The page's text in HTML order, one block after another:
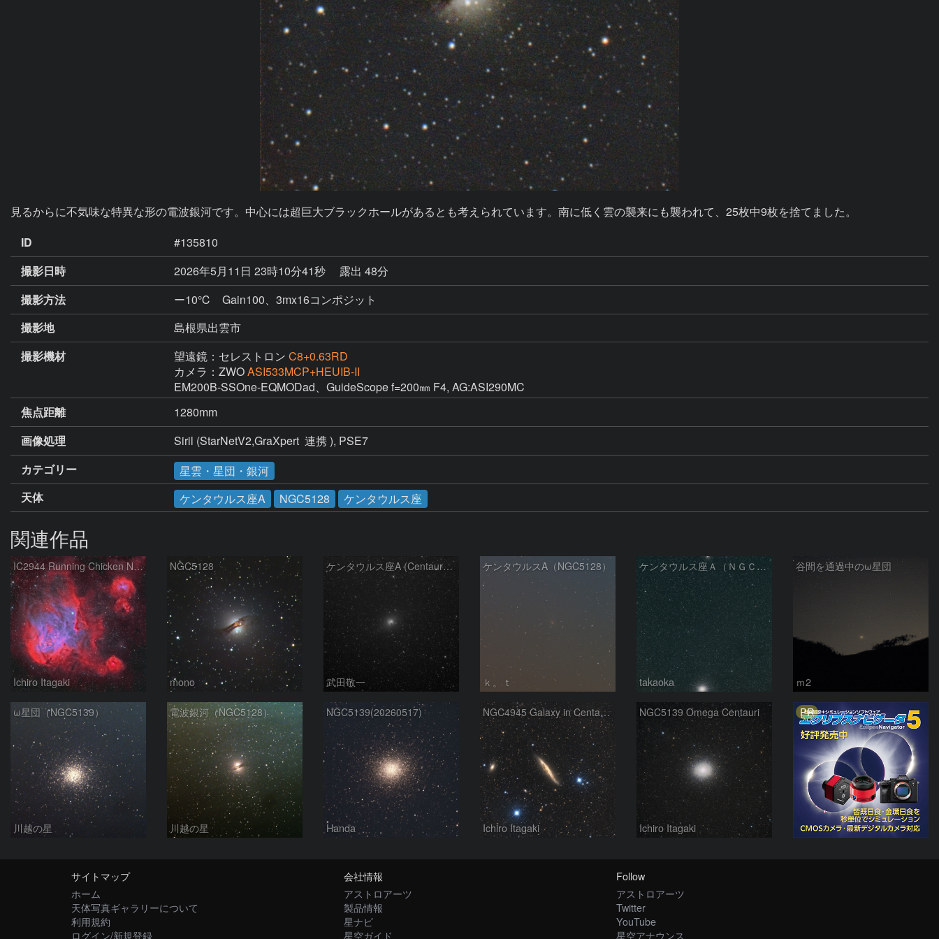
見るからに不気味な特異な形の電波銀河です。中心には超巨大ブラックホールがあるとも考えられています。南に低く雲の襲来にも襲われて、25枚中9枚を捨てました。
ID
#135810
撮影日時
2026年5月11日 23時10分41秒
露出 48分
撮影方法
ー10℃ Gain100、3mx16コンポジット
撮影地
島根県出雲市
撮影機材
望遠鏡：セレストロン C8+0.63RD
カメラ：ZWOASI533MCP+HEUIB-II
EM200B-SSOne-EQMODad、GuideScope f=200㎜ F4, AG:ASI290MC
焦点距離
1280mm
画像処理
Siril (StarNetV2,GraXpert  連携 ), PSE7
カテゴリー
星雲・星団・銀河
天体
ケンタウルス座A NGC5128 ケンタウルス座
関連作品
IC2944 Running Chicken Nebula
Ichiro Itagaki
NGC5128
mono
ケンタウルス座A (Centaurus A)
武田敬一
ケンタウルスA（NGC5128）
ｋ。ｔ
ケンタウルス座Ａ（ＮＧＣ５１２８）とオメガ星団
takaoka
谷間を通過中のω星団
ｍ2
ω星団（NGC5139）
川越の星
電波銀河（NGC5128）
川越の星
NGC5139(20260517)
Handa
NGC4945 Galaxy in Centaurus
Ichiro Itagaki
NGC5139 Omega Centauri
Ichiro Itagaki
PR
サイトマップ
ホーム
天体写真ギャラリーについて
利用規約
ログイン/新規登録
会社情報
アストロアーツ
製品情報
星ナビ
星空ガイド
Follow
アストロアーツ
Twitter
YouTube
星空アナウンス